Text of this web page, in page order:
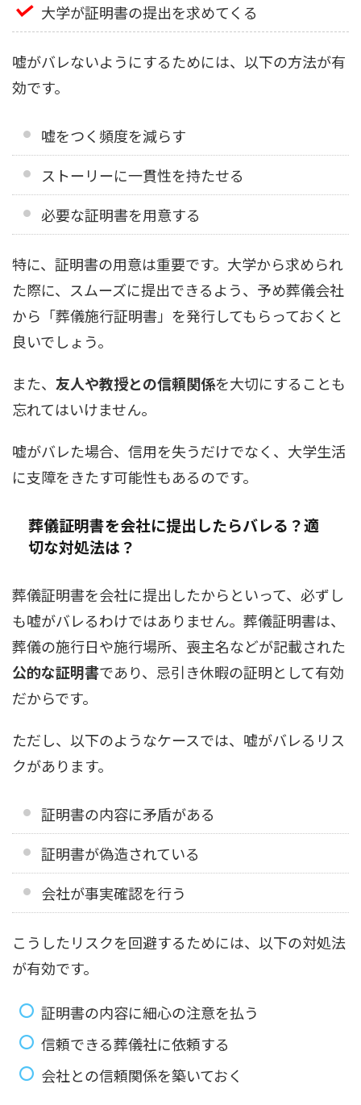
大学が証明書の提出を求めてくる
嘘がバレないようにするためには、以下の方法が有
効です。
嘘をつく頻度を減らす
ストーリーに一貫性を持たせる
必要な証明書を用意する
特に、証明書の用意は重要です。大学から求められ
た際に、スムーズに提出できるよう、予め葬儀会社
から「葬儀施行証明書」を発行してもらっておくと
良いでしょう。
また、 友人や教授との信頼関係を大切にすることも
忘れてはいけません。
嘘がバレた場合、信用を失うだけでなく、大学生活
に支障をきたす可能性もあるのです。
葬儀証明書を会社に提出したらバレる？適
切な対処法は？
葬儀証明書を会社に提出したからといって、必ずし
も嘘がバレるわけではありません。葬儀証明書は、
葬儀の施行日や施行場所、喪主名などが記載された
公的な証明書であり、忌引き休暇の証明として有効
だからです。
ただし、以下のようなケースでは、嘘がバレるリス
クがあります。
証明書の内容に矛盾がある
証明書が偽造されている
会社が事実確認を行う
こうしたリスクを回避するためには、以下の対処法
が有効です。
証明書の内容に細心の注意を払う
信頼できる葬儀社に依頼する
会社との信頼関係を築いておく